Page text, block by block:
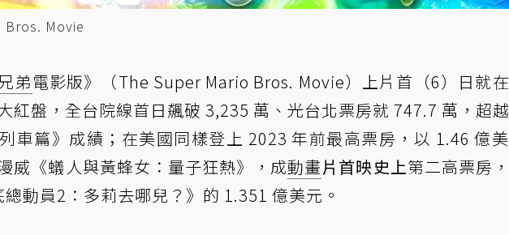
Bros. Movie
弟電影版》（The Super Mario Bros. Movie）上片首（6）日就
紅盤，全台院線首日飆破 3,235 萬、光台北票房就 747.7 萬，超
車篇》成績；在美國同樣登上 2023 年前最高票房，以 1.46 億
威《蟻人與黃蜂女：量子狂熱》，成動畫片首映史上第二高票房
動員2：多莉去哪兒？》的 1.351 億美元。